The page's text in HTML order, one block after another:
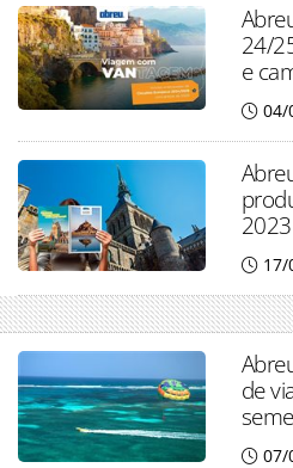
24/
e
04/
17/
de
07/